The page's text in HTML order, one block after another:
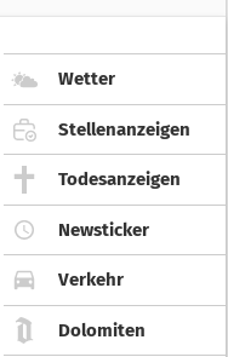
Wetter
Stellenanzeigen
Todesanzeigen
Newsticker
Verkehr
Dolomiten